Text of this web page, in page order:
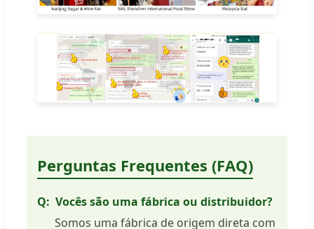
Perguntas Frequentes (FAQ)
Vocês são uma fábrica ou distribuidor?
Somos uma fábrica de origem direta com